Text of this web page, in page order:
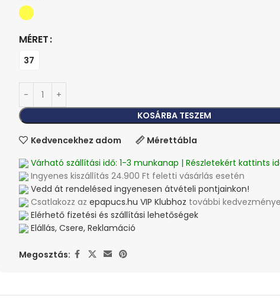
MÉRET
37
KOSÁRBA TESZEM
Kedvencekhez adom
Mérettábla
Várható szállítási idő: 1-3 munkanap | Részletekért kattints
Ingyenes kiszállítás 24.900 Ft feletti vásárlás esetén
Vedd át rendelésed ingyenesen átvételi pontjainkon!
Csatlakozz az epapucs.hu VIP Klubhoz további
Elérhető fizetési és szállítási lehetőségek
Elállás, Csere, Reklamáció
Megosztás: